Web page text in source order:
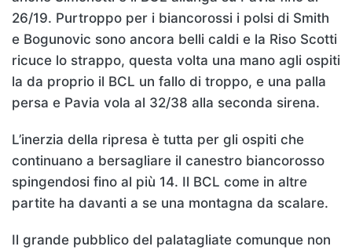
26/19. Purtroppo per i biancorossi i polsi di Smith
e Bogunovic sono ancora belli caldi e la Riso Scotti
ricuce lo strappo, questa volta una mano agli ospiti
la da proprio il BCL un fallo di troppo, e una palla
persa e Pavia vola al 32/38 alla seconda sirena.
L’inerzia della ripresa è tutta per gli ospiti che
continuano a bersagliare il canestro biancorosso
spingendosi fino al più 14. Il BCL come in altre
partite ha davanti a se una montagna da scalare.
Il grande pubblico del palatagliate comunque non